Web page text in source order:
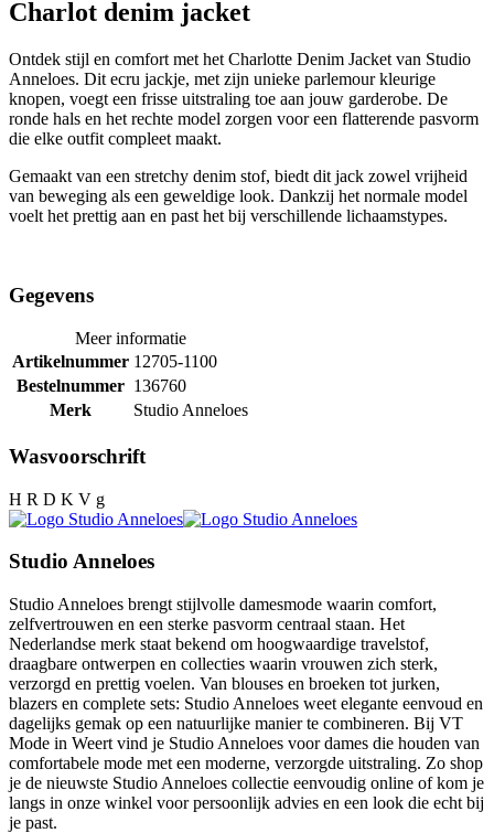
Charlot denim jacket
Ontdek stijl en comfort met het Charlotte Denim Jacket van Studio
Anneloes. Dit ecru jackje, met zijn unieke parlemour kleurige
knopen, voegt een frisse uitstraling toe aan jouw garderobe. De
ronde hals en het rechte model zorgen voor een flatterende pasvorm
die elke outfit compleet maakt.
Gemaakt van een stretchy denim stof, biedt dit jack zowel vrijheid
van beweging als een geweldige look. Dankzij het normale model
voelt het prettig aan en past het bij verschillende lichaamstypes.
Gegevens
Meer informatie
Artikelnummer 12705-1100
Bestelnummer 136760
Merk
Studio Anneloes
Wasvoorschrift
H R D K V g
Studio Anneloes
Studio Anneloes brengt stijlvolle damesmode waarin comfort,
zelfvertrouwen en een sterke pasvorm centraal staan. Het
Nederlandse merk staat bekend om hoogwaardige travelstof,
draagbare ontwerpen en collecties waarin vrouwen zich sterk,
verzorgd en prettig voelen. Van blouses en broeken tot jurken,
blazers en complete sets: Studio Anneloes weet elegante eenvoud en
dagelijks gemak op een natuurlijke manier te combineren. Bij VT
Mode in Weert vind je Studio Anneloes voor dames die houden van
comfortabele mode met een moderne, verzorgde uitstraling. Zo shop
je de nieuwste Studio Anneloes collectie eenvoudig online of kom je
langs in onze winkel voor persoonlijk advies en een look die echt bij
je past.